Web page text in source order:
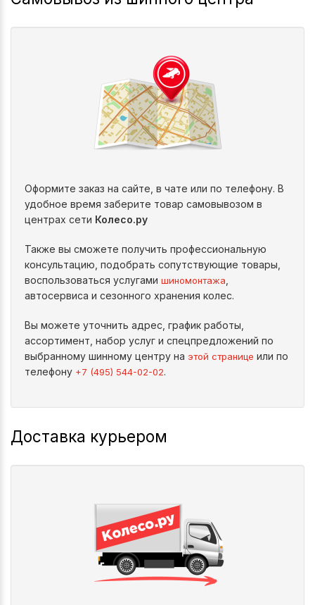
Оформите заказ на сайте, в чате или по телефону. В
удобное время заберите товар самовывозом в
центрах сети Колесо.ру
Также вы сможете получить профессиональную
консультацию, подобрать сопутствующие товары,
воспользоваться услугами шиномонтажа
автосервиса и сезонного хранения колес.
Вы можете уточнить адрес, график работы,
ассортимент, набор услуг и спецпредложений по
выбранному шинному центру на этой странице или по
телефону +7 (495) 544-02-02.
Доставка курьером